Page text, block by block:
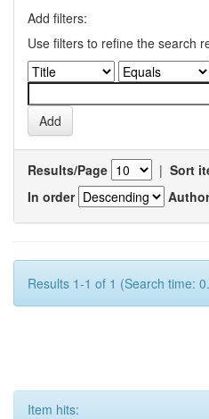
Add filters:
Use filters to refine the search
Results/Page | Sort
In order
Results 1-1 of 1 (Search time:
Item hits: